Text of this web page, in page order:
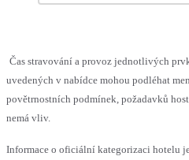
Čas stravování a provoz jednotlivých
uvedených v nabídce mohou podléhat
povětrnostních podmínek, požadavků
nemá vliv.
Informace o oficiální kategorizaci hotelu